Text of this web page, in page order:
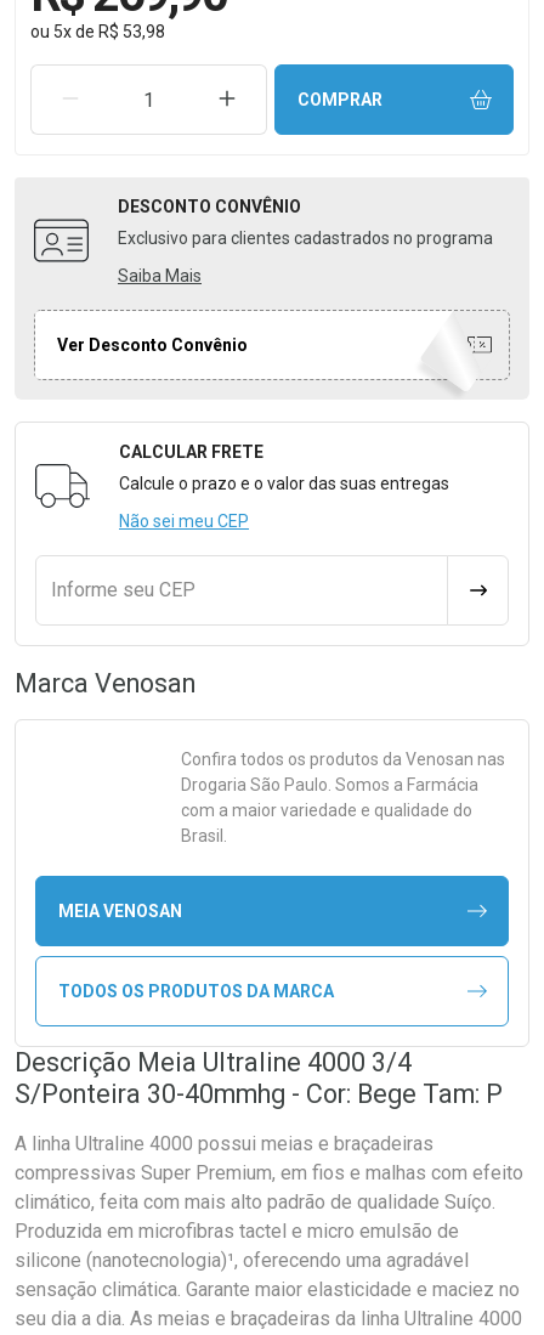
ou 5xde R$ 53,98
REMOVER UMA UNIDADEAUMENTAR UMA UNIDADE
COMPRAR
DESCONTO CONVÊNIO
Exclusivo para clientes cadastrados no programa
Saiba Mais
Ver Desconto Convênio
Formulário para Calcular o Frete
CALCULAR FRETE
Calcule o prazo e o valor das suas entregas
Não sei meu CEP
Informe seu CEP
Marca Venosan
Confira todos os produtos da Venosan nas
Drogaria São Paulo. Somos a Farmácia
com a maior variedade e qualidade do
Brasil.
MEIA VENOSAN
TODOS OS PRODUTOS DA MARCA
Descrição Meia Ultraline 4000 3/4
S/Ponteira 30-40mmhg - Cor: Bege Tam: P
A linha Ultraline 4000 possui meias e braçadeiras
compressivas Super Premium, em fios e malhas com efeito
climático, feita com mais alto padrão de qualidade Suíço.
Produzida em microfibras tactel e micro emulsão de
silicone (nanotecnologia)¹, oferecendo uma agradável
sensação climática. Garante maior elasticidade e maciez no
seu dia a dia. As meias e braçadeiras da linha Ultraline 4000